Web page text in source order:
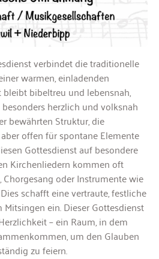
verbindet die traditionelle
warmen, einladenden
bibeltreu und lebensnah,
herzlich und volksnah
bewährten Struktur, die
offen für spontane Elemente
Gottesdienst auf besondere
Kirchenliedern kommen oft
oder Instrumente wie
schafft eine vertraute, festliche
ein. Dieser Gottesdienst
– ein Raum, in dem
um den Glauben
zu feiern.